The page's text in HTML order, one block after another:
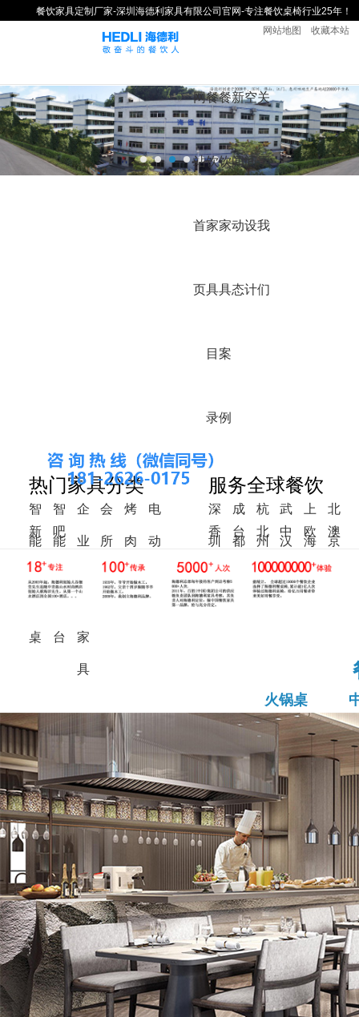
餐饮家具定制厂家-深圳海德利家具有限公司官网-专注餐饮桌椅行业25年！
收藏本站
网站地图
网
站
首
页
餐
饮
家
具
目
录
餐
饮
家
具
案
例
新
闻
动
态
空
间
设
计
关
于
我
们
热门家具分类
智
能
火
桌
智
能
调
台
企
业
家
具
会
所
家
烤
肉
桌
电
动
新
中
式
吧
椅
服务全球餐饮
深
圳
成
都
杭
州
武
汉
上
海
北
京
香
港
台 北
美
中
东
欧
洲
澳
洲
火锅桌